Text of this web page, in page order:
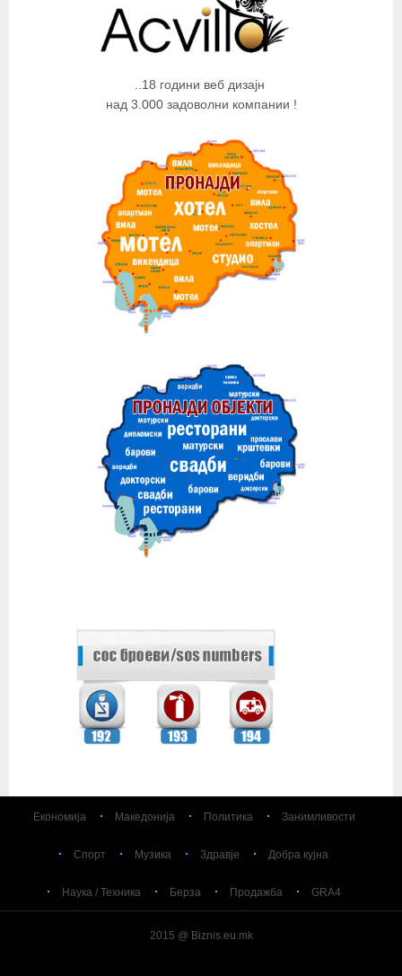
..18 години веб дизајн
над 3.000 задоволни компании !
Економија Македонија Политика Занимливости
Спорт Музика Здравје Добра кујна
Наука / Техника Берза Продажба GRA4
2015 @ Biznis.eu.mk